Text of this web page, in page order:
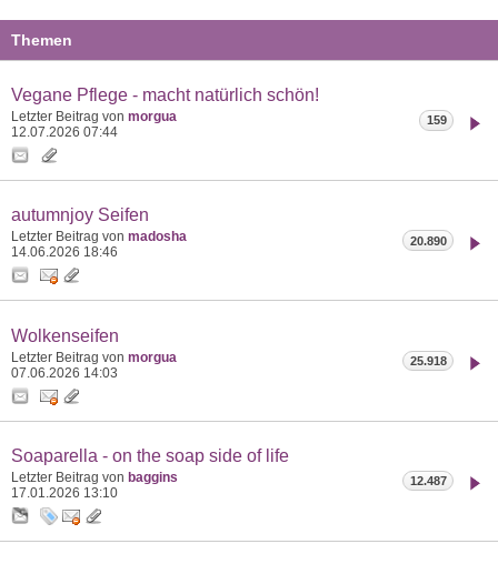
Themen
Vegane Pflege - macht natürlich schön!
Letzter Beitrag von morgua
12.07.2026 07:44
159
autumnjoy Seifen
Letzter Beitrag von madosha
14.06.2026 18:46
20.890
Wolkenseifen
Letzter Beitrag von morgua
07.06.2026 14:03
25.918
Soaparella - on the soap side of life
Letzter Beitrag von baggins
17.01.2026 13:10
12.487